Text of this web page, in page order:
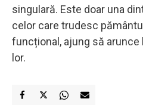
singulară. Este doar una
celor care trudesc
funcțional, ajung să arunce
lor.